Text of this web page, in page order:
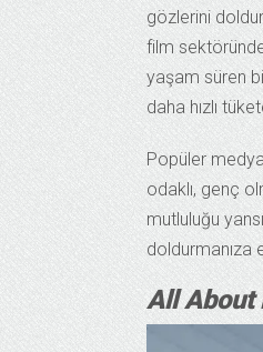
gözlerini
film sektöründe
yaşam süren
daha hızlı
Popüler
odaklı, genç
mutluluğu
doldurmanıza
All About